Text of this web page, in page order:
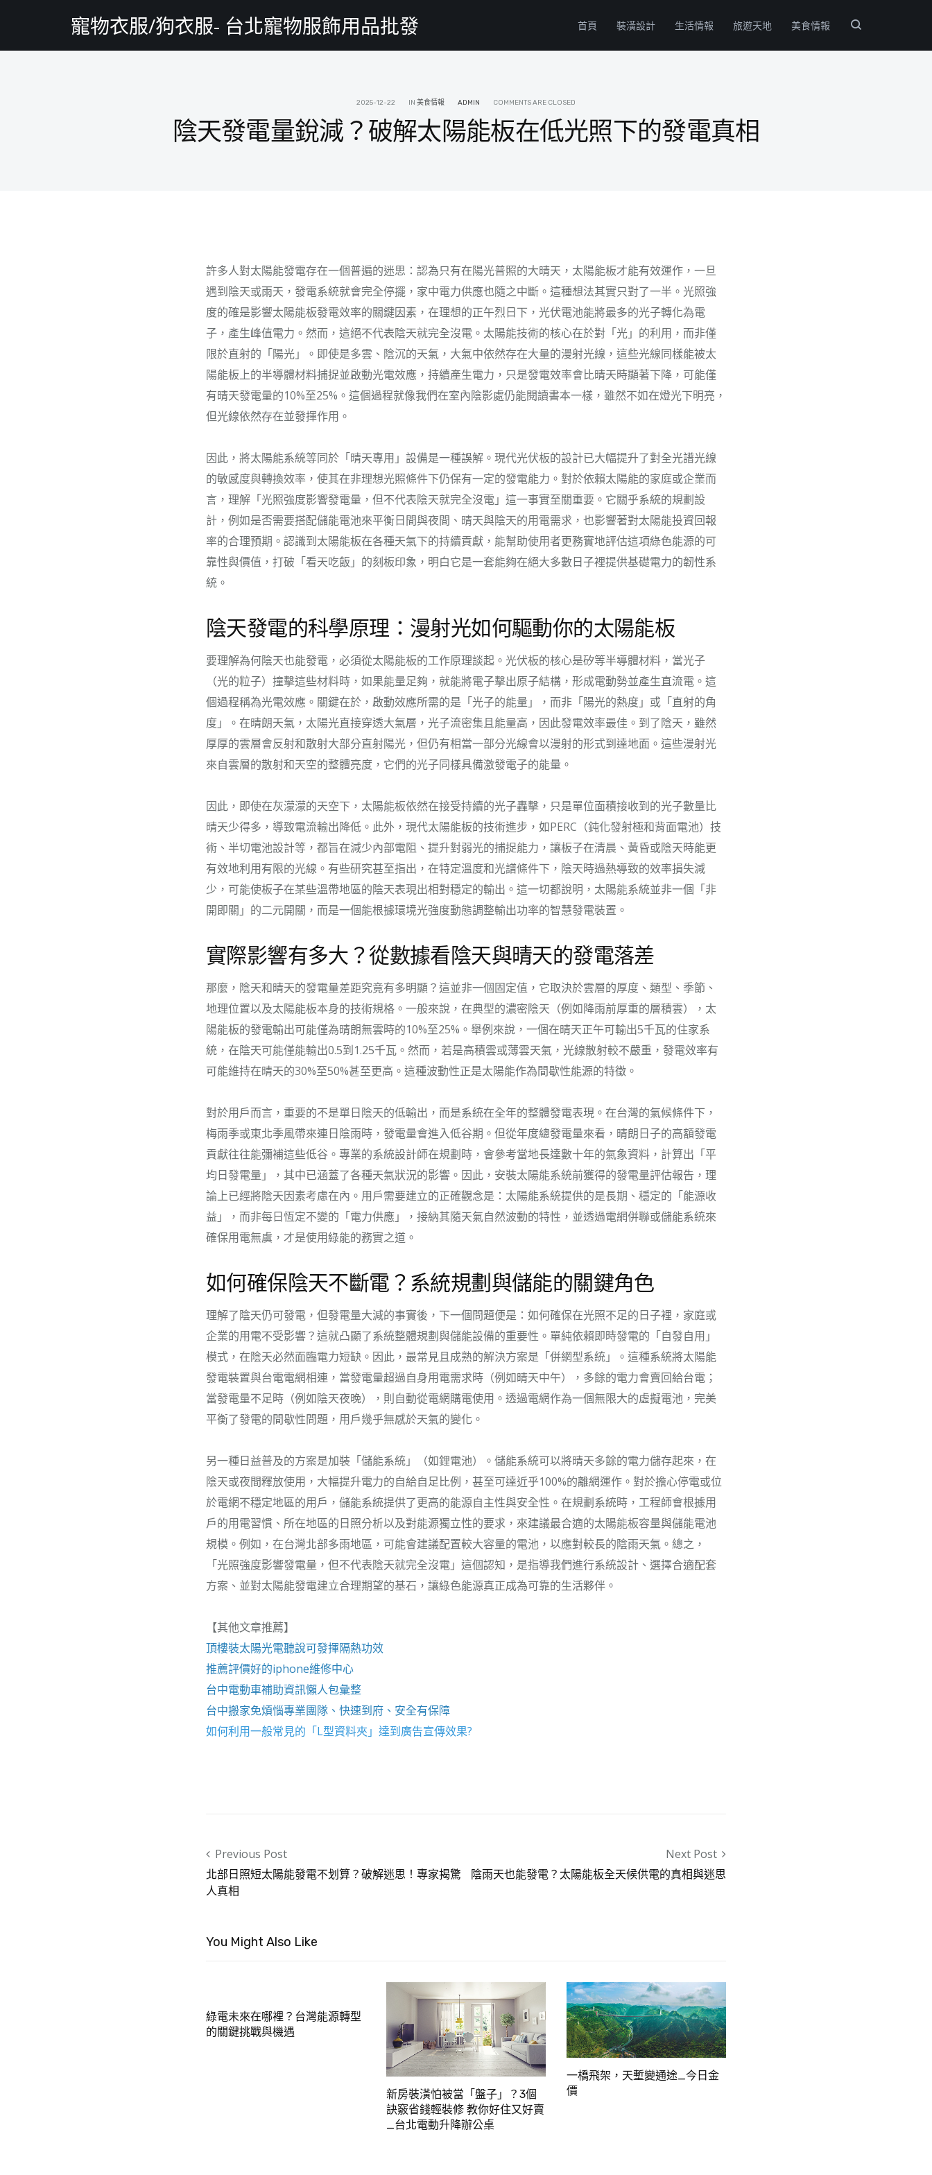
寵物衣服/狗衣服- 台北寵物服飾用品批發 首頁 裝潢設計 生活情報 旅遊天地 美食情報
2025-12-22 IN 美食情報 ADMIN COMMENTS ARE CLOSED
陰天發電量銳減？破解太陽能板在低光照下的發電真相
許多人對太陽能發電存在一個普遍的迷思：認為只有在陽光普照的大晴天，太陽能板才能有效運作，一旦
遇到陰天或雨天，發電系統就會完全停擺，家中電力供應也隨之中斷。這種想法其實只對了一半。光照強
度的確是影響太陽能板發電效率的關鍵因素，在理想的正午烈日下，光伏電池能將最多的光子轉化為電
子，產生峰值電力。然而，這絕不代表陰天就完全沒電。太陽能技術的核心在於對「光」的利用，而非僅
限於直射的「陽光」。即使是多雲、陰沉的天氣，大氣中依然存在大量的漫射光線，這些光線同樣能被太
陽能板上的半導體材料捕捉並啟動光電效應，持續產生電力，只是發電效率會比晴天時顯著下降，可能僅
有晴天發電量的10%至25%。這個過程就像我們在室內陰影處仍能閱讀書本一樣，雖然不如在燈光下明亮，
但光線依然存在並發揮作用。
因此，將太陽能系統等同於「晴天專用」設備是一種誤解。現代光伏板的設計已大幅提升了對全光譜光線
的敏感度與轉換效率，使其在非理想光照條件下仍保有一定的發電能力。對於依賴太陽能的家庭或企業而
言，理解「光照強度影響發電量，但不代表陰天就完全沒電」這一事實至關重要。它關乎系統的規劃設
計，例如是否需要搭配儲能電池來平衡日間與夜間、晴天與陰天的用電需求，也影響著對太陽能投資回報
率的合理預期。認識到太陽能板在各種天氣下的持續貢獻，能幫助使用者更務實地評估這項綠色能源的可
靠性與價值，打破「看天吃飯」的刻板印象，明白它是一套能夠在絕大多數日子裡提供基礎電力的韌性系
統。
陰天發電的科學原理：漫射光如何驅動你的太陽能板
要理解為何陰天也能發電，必須從太陽能板的工作原理談起。光伏板的核心是矽等半導體材料，當光子
（光的粒子）撞擊這些材料時，如果能量足夠，就能將電子擊出原子結構，形成電動勢並產生直流電。這
個過程稱為光電效應。關鍵在於，啟動效應所需的是「光子的能量」，而非「陽光的熱度」或「直射的角
度」。在晴朗天氣，太陽光直接穿透大氣層，光子流密集且能量高，因此發電效率最佳。到了陰天，雖然
厚厚的雲層會反射和散射大部分直射陽光，但仍有相當一部分光線會以漫射的形式到達地面。這些漫射光
來自雲層的散射和天空的整體亮度，它們的光子同樣具備激發電子的能量。
因此，即使在灰濛濛的天空下，太陽能板依然在接受持續的光子轟擊，只是單位面積接收到的光子數量比
晴天少得多，導致電流輸出降低。此外，現代太陽能板的技術進步，如PERC（鈍化發射極和背面電池）技
術、半切電池設計等，都旨在減少內部電阻、提升對弱光的捕捉能力，讓板子在清晨、黃昏或陰天時能更
有效地利用有限的光線。有些研究甚至指出，在特定溫度和光譜條件下，陰天時過熱導致的效率損失減
少，可能使板子在某些溫帶地區的陰天表現出相對穩定的輸出。這一切都說明，太陽能系統並非一個「非
開即關」的二元開關，而是一個能根據環境光強度動態調整輸出功率的智慧發電裝置。
實際影響有多大？從數據看陰天與晴天的發電落差
那麼，陰天和晴天的發電量差距究竟有多明顯？這並非一個固定值，它取決於雲層的厚度、類型、季節、
地理位置以及太陽能板本身的技術規格。一般來說，在典型的濃密陰天（例如降雨前厚重的層積雲），太
陽能板的發電輸出可能僅為晴朗無雲時的10%至25%。舉例來說，一個在晴天正午可輸出5千瓦的住家系
統，在陰天可能僅能輸出0.5到1.25千瓦。然而，若是高積雲或薄雲天氣，光線散射較不嚴重，發電效率有
可能維持在晴天的30%至50%甚至更高。這種波動性正是太陽能作為間歇性能源的特徵。
對於用戶而言，重要的不是單日陰天的低輸出，而是系統在全年的整體發電表現。在台灣的氣候條件下，
梅雨季或東北季風帶來連日陰雨時，發電量會進入低谷期。但從年度總發電量來看，晴朗日子的高額發電
貢獻往往能彌補這些低谷。專業的系統設計師在規劃時，會參考當地長達數十年的氣象資料，計算出「平
均日發電量」，其中已涵蓋了各種天氣狀況的影響。因此，安裝太陽能系統前獲得的發電量評估報告，理
論上已經將陰天因素考慮在內。用戶需要建立的正確觀念是：太陽能系統提供的是長期、穩定的「能源收
益」，而非每日恆定不變的「電力供應」，接納其隨天氣自然波動的特性，並透過電網併聯或儲能系統來
確保用電無虞，才是使用綠能的務實之道。
如何確保陰天不斷電？系統規劃與儲能的關鍵角色
理解了陰天仍可發電，但發電量大減的事實後，下一個問題便是：如何確保在光照不足的日子裡，家庭或
企業的用電不受影響？這就凸顯了系統整體規劃與儲能設備的重要性。單純依賴即時發電的「自發自用」
模式，在陰天必然面臨電力短缺。因此，最常見且成熟的解決方案是「併網型系統」。這種系統將太陽能
發電裝置與台電電網相連，當發電量超過自身用電需求時（例如晴天中午），多餘的電力會賣回給台電；
當發電量不足時（例如陰天夜晚），則自動從電網購電使用。透過電網作為一個無限大的虛擬電池，完美
平衡了發電的間歇性問題，用戶幾乎無感於天氣的變化。
另一種日益普及的方案是加裝「儲能系統」（如鋰電池）。儲能系統可以將晴天多餘的電力儲存起來，在
陰天或夜間釋放使用，大幅提升電力的自給自足比例，甚至可達近乎100%的離網運作。對於擔心停電或位
於電網不穩定地區的用戶，儲能系統提供了更高的能源自主性與安全性。在規劃系統時，工程師會根據用
戶的用電習慣、所在地區的日照分析以及對能源獨立性的要求，來建議最合適的太陽能板容量與儲能電池
規模。例如，在台灣北部多雨地區，可能會建議配置較大容量的電池，以應對較長的陰雨天氣。總之，
「光照強度影響發電量，但不代表陰天就完全沒電」這個認知，是指導我們進行系統設計、選擇合適配套
方案、並對太陽能發電建立合理期望的基石，讓綠色能源真正成為可靠的生活夥伴。
【其他文章推薦】
頂樓裝太陽光電聽說可發揮隔熱功效
推薦評價好的iphone維修中心
台中電動車補助資訊懶人包彙整
台中搬家免煩惱專業團隊、快速到府、安全有保障
如何利用一般常見的「L型資料夾」達到廣告宣傳效果?
Post navigation
Previous Post
北部日照短太陽能發電不划算？破解迷思！專家揭驚
人真相
Next Post
陰雨天也能發電？太陽能板全天候供電的真相與迷思
You Might Also Like
綠電未來在哪裡？台灣能源轉型
的關鍵挑戰與機遇
新房裝潢怕被當「盤子」？3個
訣竅省錢輕裝修 教你好住又好賣
_台北電動升降辦公桌
一橋飛架，天塹變通途_今日金
價